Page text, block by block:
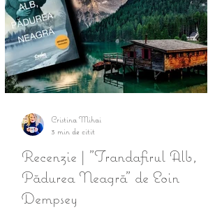
Recenzie | "Trandafirul Alb,
Pădurea Neagră" de Eoin
Dempsey
Cristina Mihai
3 min de citit